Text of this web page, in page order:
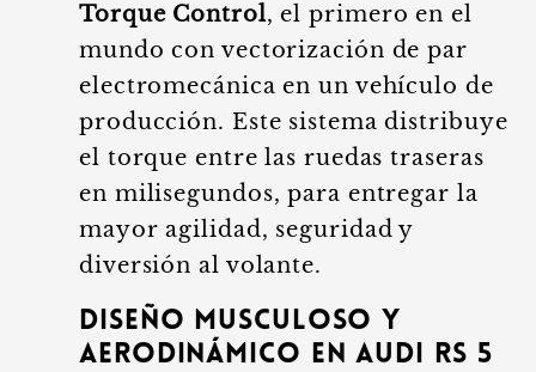
Torque Control, el primero en el
mundo con vectorización de par
electromecánica en un vehículo de
producción. Este sistema distribuye
el torque entre las ruedas traseras
en milisegundos, para entregar la
mayor agilidad, seguridad y
diversión al volante.
Diseño musculoso y
aerodinámico en Audi RS 5